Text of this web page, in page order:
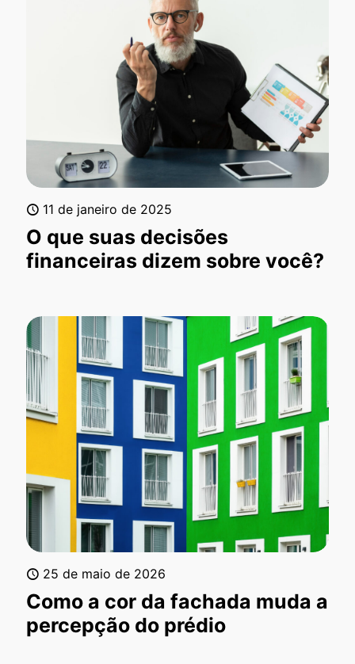
11 de janeiro de 2025
O que suas decisões
financeiras dizem sobre você?
25 de maio de 2026
Como a cor da fachada muda a
percepção do prédio